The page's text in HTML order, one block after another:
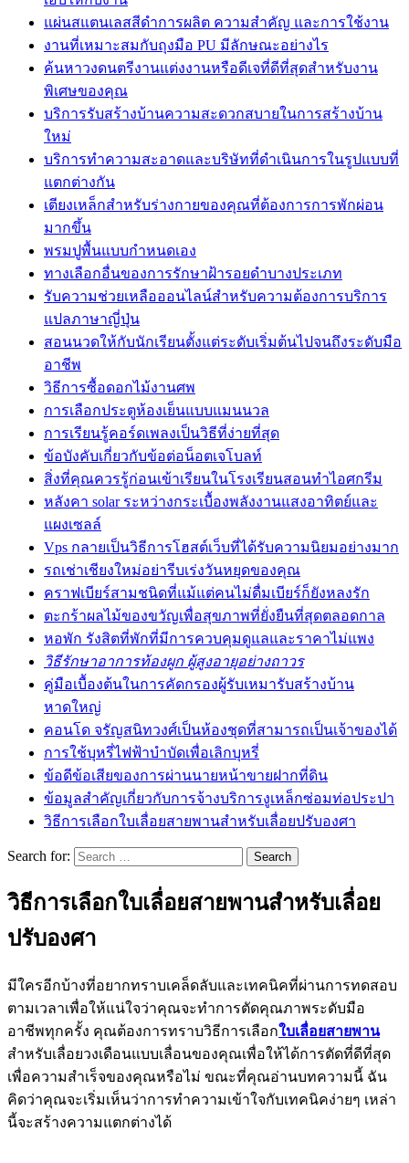
แผ่นสแตนเลสสีดำการผลิต ความสำคัญ และการใช้งาน
งานที่เหมาะสมกับถุงมือ PU มีลักษณะอย่างไร
ค้นหาวงดนตรีงานแต่งงานหรือดีเจที่ดีที่สุดสำหรับงาน
พิเศษของคุณ
บริการรับสร้างบ้านความสะดวกสบายในการสร้างบ้าน
ใหม่
บริการทำความสะอาดและบริษัทที่ดำเนินการในรูปแบบที่
แตกต่างกัน
เตียงเหล็กสำหรับร่างกายของคุณที่ต้องการการพักผ่อน
มากขึ้น
พรมปูพื้นแบบกำหนดเอง
ทางเลือกอื่นของการรักษาฝ้ารอยดำบางประเภท
รับความช่วยเหลือออนไลน์สำหรับความต้องการบริการ
แปลภาษาญี่ปุ่น
สอนนวดให้กับนักเรียนตั้งแต่ระดับเริ่มต้นไปจนถึงระดับมือ
อาชีพ
วิธีการซื้อดอกไม้งานศพ
การเลือกประตูห้องเย็นแบบแมนนวล
การเรียนรู้คอร์ดเพลงเป็นวิธีที่ง่ายที่สุด
ข้อบังคับเกี่ยวกับข้อต่อน็อตเจโบลท์
สิ่งที่คุณควรรู้ก่อนเข้าเรียนในโรงเรียนสอนทำไอศกรีม
หลังคา solar ระหว่างกระเบื้องพลังงานแสงอาทิตย์และ
แผงเซลล์
Vps กลายเป็นวิธีการโฮสต์เว็บที่ได้รับความนิยมอย่างมาก
รถเช่าเชียงใหม่อย่ารีบเร่งวันหยุดของคุณ
คราฟเบียร์สามชนิดที่แม้แต่คนไม่ดื่มเบียร์ก็ยังหลงรัก
ตะกร้าผลไม้ของขวัญเพื่อสุขภาพที่ยั่งยืนที่สุดตลอดกาล
หอพัก รังสิตที่พักที่มีการควบคุมดูแลและราคาไม่แพง
วิธีรักษาอาการท้องผูก ผู้สูงอายุอย่างถาวร
คู่มือเบื้องต้นในการคัดกรองผู้รับเหมารับสร้างบ้าน
หาดใหญ่
คอนโด จรัญสนิทวงศ์เป็นห้องชุดที่สามารถเป็นเจ้าของได้
การใช้บุหรี่ไฟฟ้าบำบัดเพื่อเลิกบุหรี่
ข้อดีข้อเสียของการผ่านนายหน้าขายฝากที่ดิน
ข้อมูลสำคัญเกี่ยวกับการจ้างบริการงูเหล็กซ่อมท่อประปา
วิธีการเลือกใบเลื่อยสายพานสำหรับเลื่อยปรับองศา
Search for:
วิธีการเลือกใบเลื่อยสายพานสำหรับเลื่อย
ปรับองศา
มีใครอีกบ้างที่อยากทราบเคล็ดลับและเทคนิคที่ผ่านการทดสอบ
ตามเวลาเพื่อให้แน่ใจว่าคุณจะทำการตัดคุณภาพระดับมือ
อาชีพทุกครั้ง คุณต้องการทราบวิธีการเลือกใบเลื่อยสายพาน
สำหรับเลื่อยวงเดือนแบบเลื่อนของคุณเพื่อให้ได้การตัดที่ดีที่สุด
เพื่อความสำเร็จของคุณหรือไม่ ขณะที่คุณอ่านบทความนี้ ฉัน
คิดว่าคุณจะเริ่มเห็นว่าการทำความเข้าใจกับเทคนิคง่ายๆ เหล่า
นี้จะสร้างความแตกต่างได้